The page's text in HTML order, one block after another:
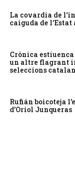
La covardia de
caiguda de
Crònica estiuenca
un altre flagrant
seleccions
Rufián boicoteja
d’Oriol Junqueras